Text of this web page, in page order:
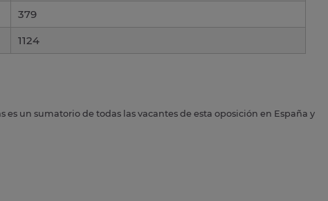
379
1124
un sumatorio de todas las vacantes de esta oposición en España y